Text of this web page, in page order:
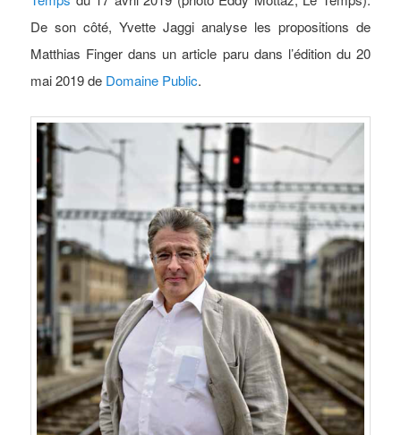
De son côté, Yvette Jaggi analyse les propositions de
Matthias Finger dans un article paru dans l’édition du 20
mai 2019 de Domaine Public.